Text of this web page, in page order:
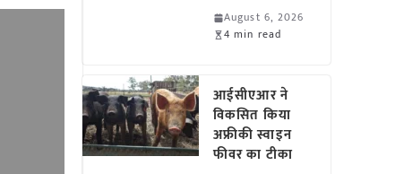
August 6, 2026
4 min read
आईसीएआर ने
विकसित किया
अफ्रीकी स्वाइन
फीवर का टीका